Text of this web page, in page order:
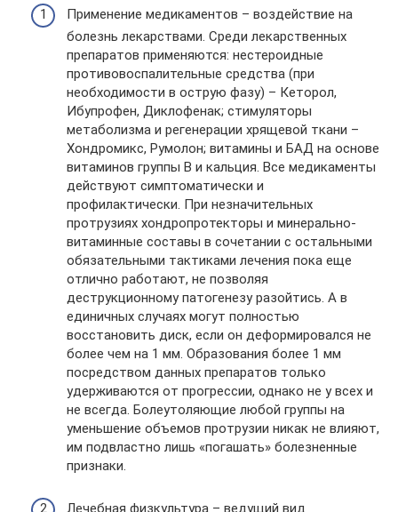
Применение медикаментов – воздействие на
болезнь лекарствами. Среди лекарственных
препаратов применяются: нестероидные
противовоспалительные средства (при
необходимости в острую фазу) – Кеторол,
Ибупрофен, Диклофенак; стимуляторы
метаболизма и регенерации хрящевой ткани –
Хондромикс, Румолон; витамины и БАД на основе
витаминов группы В и кальция. Все медикаменты
действуют симптоматически и
профилактически. При незначительных
протрузиях хондропротекторы и минерально-
витаминные составы в сочетании с остальными
обязательными тактиками лечения пока еще
отлично работают, не позволяя
деструкционному патогенезу разойтись. А в
единичных случаях могут полностью
восстановить диск, если он деформировался не
более чем на 1 мм. Образования более 1 мм
посредством данных препаратов только
удерживаются от прогрессии, однако не у всех и
не всегда. Болеутоляющие любой группы на
уменьшение объемов протрузии никак не влияют,
им подвластно лишь «погашать» болезненные
признаки.
Лечебная физкультура – ведущий вид